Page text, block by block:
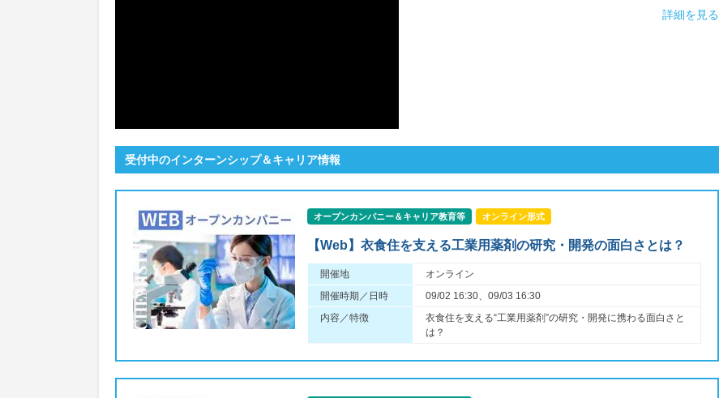
詳細を見る
受付中のインターンシップ＆キャリア情報
オープンカンパニー＆キャリア教育等 オンライン形式
【Web】衣食住を支える工業用薬剤の研究・開発の面白さとは？
開催地
オンライン
開催時期／日時
09/02 16:30、09/03 16:30
内容／特徴
衣食住を支える“工業用薬剤”の研究・開発に携わる面白さと
は？